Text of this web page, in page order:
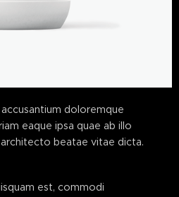
doloremque
eaque ipsa quae ab illo
beatae vitae dicta.
est, commodi